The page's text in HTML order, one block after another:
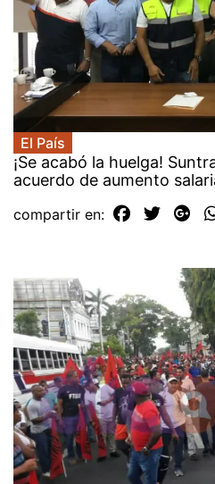
El País
¡Se acabó la huelga!
acuerdo de aumento
compartir en: